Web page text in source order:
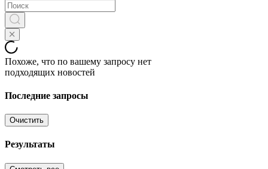
Похоже, что по вашему запросу нет
подходящих новостей
Последние запросы
Очистить
Результаты